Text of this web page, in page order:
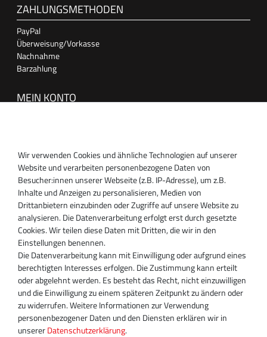
ZAHLUNGSMETHODEN
PayPal
Überweisung/Vorkasse
Nachnahme
Barzahlung
MEIN KONTO
SUPPORT
Inhaber:
Magnos Turbosystems GmbH
Miraustraße 27-29
D-13509 Berlin
+49 30 340 606 740
+49 30 340 606 740
+49 30 340 606 745
info@turboservice24.de
Aktuelle Öffnungszeiten
Mo-Fr: 08:00 Uhr - 18:00 Uhr
Sa: geschlossen
Wir verwenden Cookies und ähnliche Technologien auf unserer
Website und verarbeiten personenbezogene Daten von
Besucher:innen unserer Webseite (z.B. IP-Adresse), um z.B.
Inhalte und Anzeigen zu personalisieren, Medien von
Drittanbietern einzubinden oder Zugriffe auf unsere Website zu
analysieren. Die Datenverarbeitung erfolgt erst durch gesetzte
Cookies. Wir teilen diese Daten mit Dritten, die wir in den
Einstellungen benennen.
Die Datenverarbeitung kann mit Einwilligung oder aufgrund eines
berechtigten Interesses erfolgen. Die Zustimmung kann erteilt
oder abgelehnt werden. Es besteht das Recht, nicht einzuwilligen
und die Einwilligung zu einem späteren Zeitpunkt zu ändern oder
zu widerrufen. Weitere Informationen zur Verwendung
personenbezogener Daten und den Diensten erklären wir in
unsererDaten­schutz­erklärung.